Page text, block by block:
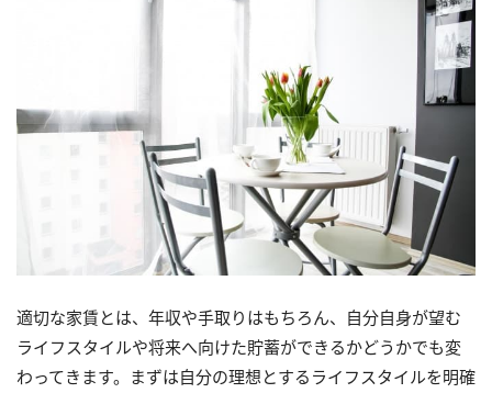
適切な家賃とは、年収や手取りはもちろん、自分自身が望む
ライフスタイルや将来へ向けた貯蓄ができるかどうかでも変
わってきます。まずは自分の理想とするライフスタイルを明確